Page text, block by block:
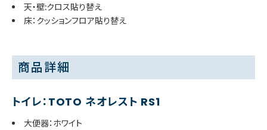
天・壁:クロス貼り替え
床：クッションフロア貼り替え
商品詳細
トイレ：TOTO ネオレスト RS1
大便器：ホワイト